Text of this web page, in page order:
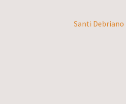
Nächster
Santi